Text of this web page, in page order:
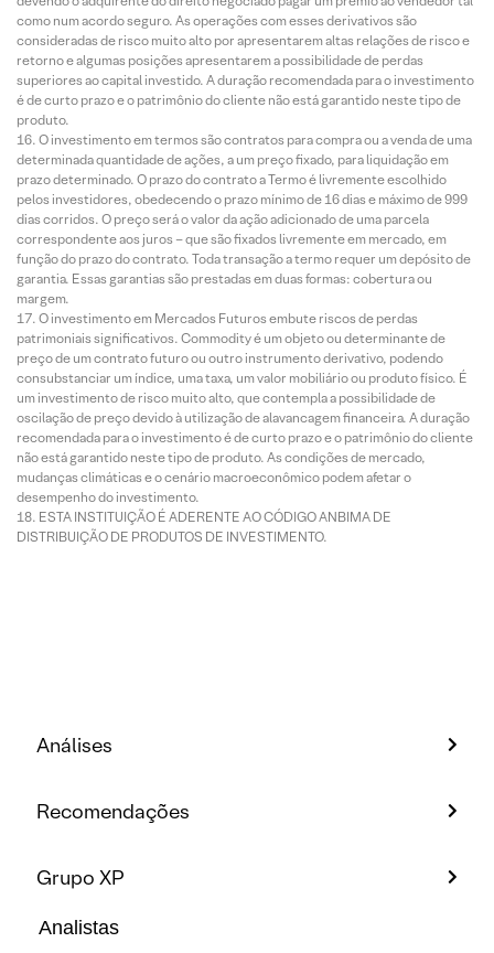
como num acordo seguro. As operações com esses derivativos são
consideradas de risco muito alto por apresentarem altas relações de risco e
retorno e algumas posições apresentarem a possibilidade de perdas
superiores ao capital investido. A duração recomendada para o investimento
é de curto prazo e o patrimônio do cliente não está garantido neste tipo de
produto.
O investimento em termos são contratos para compra ou a venda de uma
determinada quantidade de ações, a um preço fixado, para liquidação em
prazo determinado. O prazo do contrato a Termo é livremente escolhido
pelos investidores, obedecendo o prazo mínimo de 16 dias e máximo de 999
dias corridos. O preço será o valor da ação adicionado de uma parcela
correspondente aos juros – que são fixados livremente em mercado, em
função do prazo do contrato. Toda transação a termo requer um depósito de
garantia. Essas garantias são prestadas em duas formas: cobertura ou
margem.
O investimento em Mercados Futuros embute riscos de perdas
patrimoniais significativos. Commodity é um objeto ou determinante de
preço de um contrato futuro ou outro instrumento derivativo, podendo
consubstanciar um índice, uma taxa, um valor mobiliário ou produto físico. É
um investimento de risco muito alto, que contempla a possibilidade de
oscilação de preço devido à utilização de alavancagem financeira. A duração
recomendada para o investimento é de curto prazo e o patrimônio do cliente
não está garantido neste tipo de produto. As condições de mercado,
mudanças climáticas e o cenário macroeconômico podem afetar o
desempenho do investimento.
ESTA INSTITUIÇÃO É ADERENTE AO CÓDIGO ANBIMA DE
DISTRIBUIÇÃO DE PRODUTOS DE INVESTIMENTO.
Análises
Recomendações
Grupo XP
Analistas